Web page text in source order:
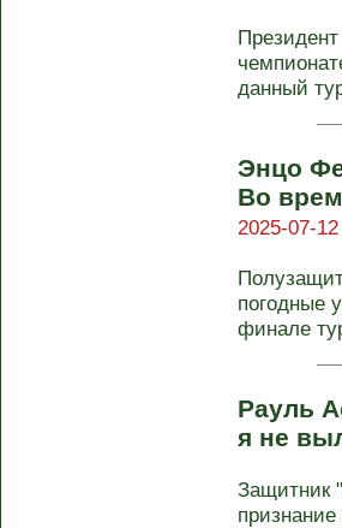
данный
Энцо
Во
2025-07-
погодные
финале
Рауль
я не
Защитник